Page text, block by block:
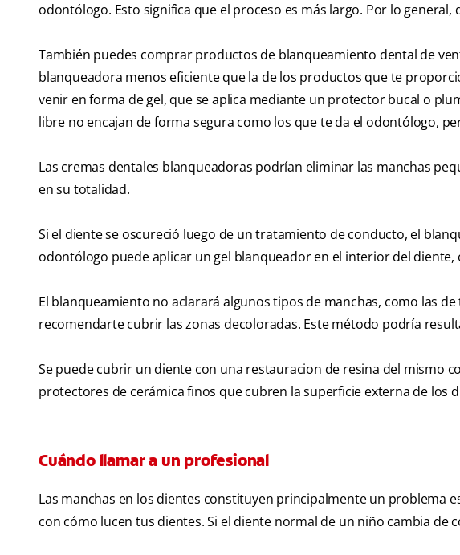
odontólogo. Esto significa que el proceso es más largo. Por lo general,
También puedes comprar productos de blanqueamiento dental de
blanqueadora menos eficiente que la de los productos que te
venir en forma de gel, que se aplica mediante un protector bucal o
libre no encajan de forma segura como los que te da el odontólogo,
Las cremas dentales blanqueadoras podrían eliminar las manchas
en su totalidad.
Si el diente se oscureció luego de un tratamiento de conducto, el
odontólogo puede aplicar un gel blanqueador en el interior del
El blanqueamiento no aclarará algunos tipos de manchas, como las
recomendarte cubrir las zonas decoloradas. Este método podría
Se puede cubrir un diente con una restauracion de resina del mismo
protectores de cerámica finos que cubren la superficie externa de los
Cuándo llamar a un profesional
Las manchas en los dientes constituyen principalmente un problema
con cómo lucen tus dientes. Si el diente normal de un niño cambia